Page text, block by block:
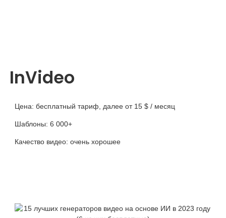
InVideo
Цена: бесплатный тариф, далее от 15 $ / месяц
Шаблоны: 6 000+
Качество видео: очень хорошее